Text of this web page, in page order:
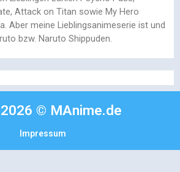
Attack on Titan sowie My Hero
Aber meine Lieblingsanimeserie ist und
bzw. Naruto Shippuden.
© MAnime.de
Impressum